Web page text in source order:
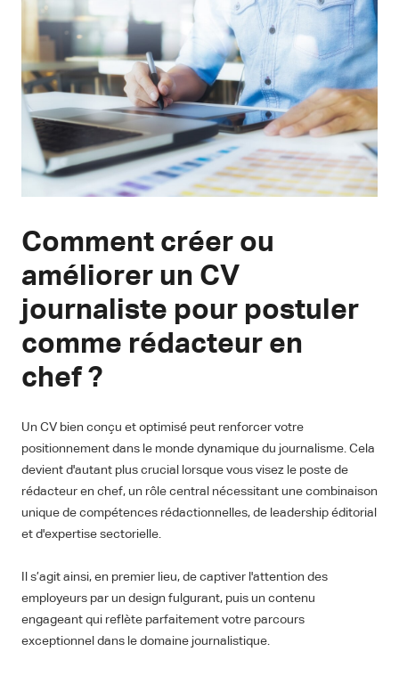
Comment créer ou
améliorer un CV
journaliste pour postuler
comme rédacteur en
chef ?
Un CV bien conçu et optimisé peut renforcer votre
positionnement dans le monde dynamique du journalisme. Cela
devient d'autant plus crucial lorsque vous visez le poste de
rédacteur en chef, un rôle central nécessitant une combinaison
unique de compétences rédactionnelles, de leadership éditorial
et d'expertise sectorielle.
Il s’agit ainsi, en premier lieu, de captiver l'attention des
employeurs par un design fulgurant, puis un contenu
engageant qui reflète parfaitement votre parcours
exceptionnel dans le domaine journalistique.